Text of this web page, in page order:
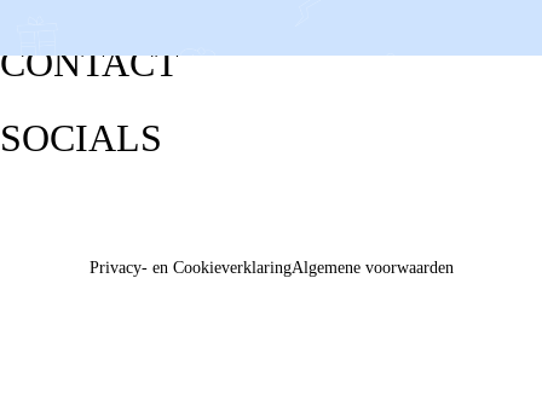
CONTACT
SOCIALS
Privacy- en CookieverklaringAlgemene voorwaarden